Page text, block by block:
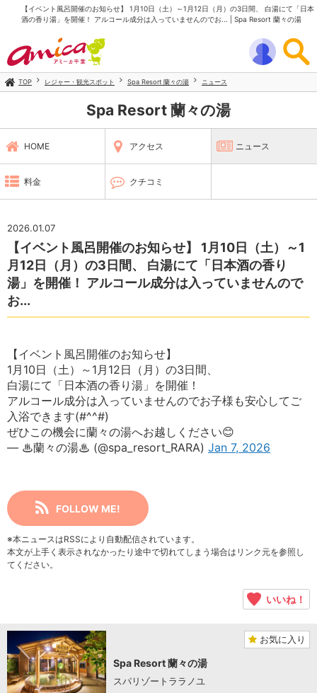
【イベント風呂開催のお知らせ】 1月10日（土）～1月12日（月）の3日間、 白湯にて「日本
酒の香り湯」を開催！ アルコール成分は入っていませんのでお... | Spa Resort 蘭々の湯
TOP レジャー・観光スポット Spa Resort 蘭々の湯 ニュース
Spa Resort 蘭々の湯
HOME アクセス ニュース
料金 クチコミ
2026.01.07
【イベント風呂開催のお知らせ】 1月10日（土）～1
月12日（月）の3日間、 白湯にて「日本酒の香り
湯」を開催！ アルコール成分は入っていませんので
お...
【イベント風呂開催のお知らせ】
1月10日（土）～1月12日（月）の3日間、
白湯にて「日本酒の香り湯」を開催！
アルコール成分は入っていませんのでお子様も安心してご
入浴できます(#^^#)
ぜひこの機会に蘭々の湯へお越しください😊
— ♨蘭々の湯♨ (@spa_resort_RARA) Jan 7, 2026
FOLLOW ME!
※本ニュースはRSSにより自動配信されています。
本文が上手く表示されなかったり途中で切れてしまう場合はリンク元を参照し
てください。
いいね！
お気に入り
Spa Resort 蘭々の湯
スパリゾートララノユ